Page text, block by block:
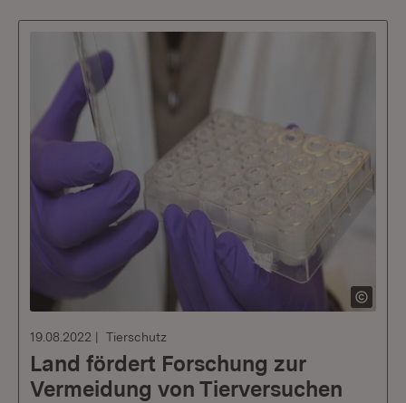
19.08.2022 Tierschutz
Land fördert Forschung zur
Vermeidung von Tierversuchen